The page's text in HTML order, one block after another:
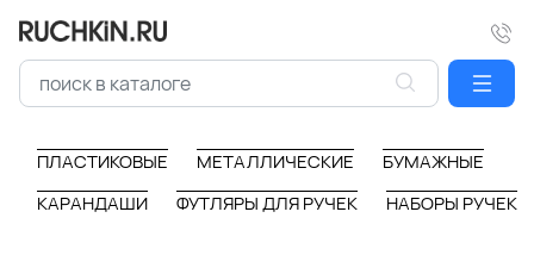
ПЛАСТИКОВЫЕ МЕТАЛЛИЧЕСКИЕ
БУМАЖНЫЕ
КАРАНДАШИ
ФУТЛЯРЫ ДЛЯ РУЧЕК НАБОРЫ РУЧЕК